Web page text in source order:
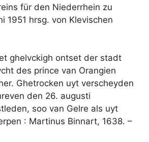
für den Niederrhein zu
1951 hrsg. von Klevischen
ghelvckigh ontset der stadt
des prince van Orangien
Ghetrocken uyt verscheyden
den 26. augusti
soo van Gelre als uyt
: Martinus Binnart, 1638. –